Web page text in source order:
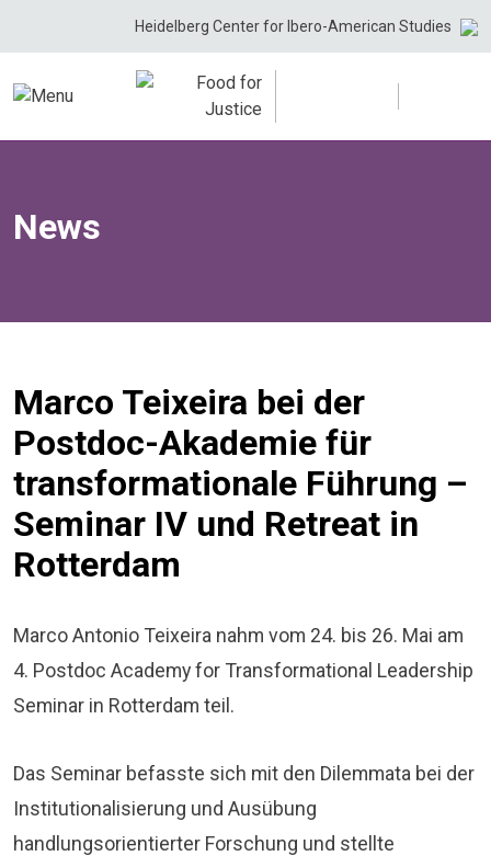
Heidelberg Center for Ibero-American Studies
News
Marco Teixeira bei der
Postdoc-Akademie für
transformationale Führung –
Seminar IV und Retreat in
Rotterdam
Marco Antonio Teixeira nahm vom 24. bis 26. Mai am
4. Postdoc Academy for Transformational Leadership
Seminar in Rotterdam teil.
Das Seminar befasste sich mit den Dilemmata bei der
Institutionalisierung und Ausübung
handlungsorientierter Forschung und stellte